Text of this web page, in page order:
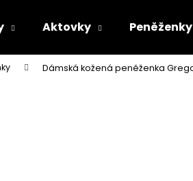
Aktovky Peněženky
Dámská kožená peněženka
Co potřebujete najít?